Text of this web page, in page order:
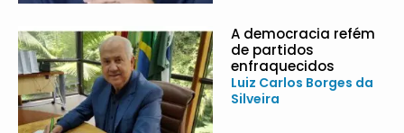
A democracia refém
de partidos
enfraquecidos
Luiz Carlos Borges da
Silveira